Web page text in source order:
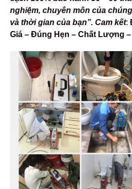
nghiệm, chuyên môn của
và thời gian của bạn”. Cam kết:
Giá – Đúng Hẹn – Chất Lượng –